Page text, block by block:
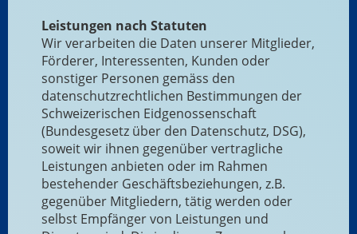
Leistungen nach Statuten
Wir verarbeiten die Daten unserer Mitglieder,
Förderer, Interessenten, Kunden oder
sonstiger Personen gemäss den
datenschutzrechtlichen Bestimmungen der
Schweizerischen Eidgenossenschaft
(Bundesgesetz über den Datenschutz, DSG),
soweit wir ihnen gegenüber vertragliche
Leistungen anbieten oder im Rahmen
bestehender Geschäftsbeziehungen, z.B.
gegenüber Mitgliedern, tätig werden oder
selbst Empfänger von Leistungen und